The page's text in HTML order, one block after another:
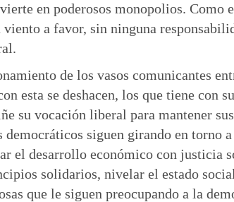
en poderosos monopolios. Como
a favor, sin ninguna
de los vasos comunicantes
esta se deshacen, los que tiene con
su vocación liberal para mantener
democráticos siguen girando en torno
el desarrollo económico con justicia
solidarios, nivelar el estado
que le siguen preocupando a la